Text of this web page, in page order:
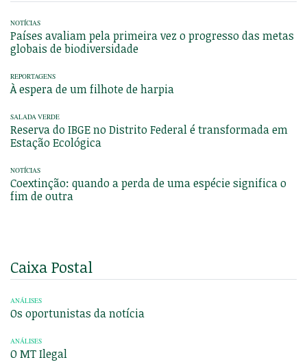
NOTÍCIAS
Países avaliam pela primeira vez o progresso das metas
globais de biodiversidade
REPORTAGENS
À espera de um filhote de harpia
SALADA VERDE
Reserva do IBGE no Distrito Federal é transformada em
Estação Ecológica
NOTÍCIAS
Coextinção: quando a perda de uma espécie significa o
fim de outra
Caixa Postal
ANÁLISES
Os oportunistas da notícia
ANÁLISES
O MT Ilegal